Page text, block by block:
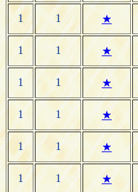
1 1 ★
1 1 ★
1 1 ★
1 1 ★
1 1 ★
1 1 ★